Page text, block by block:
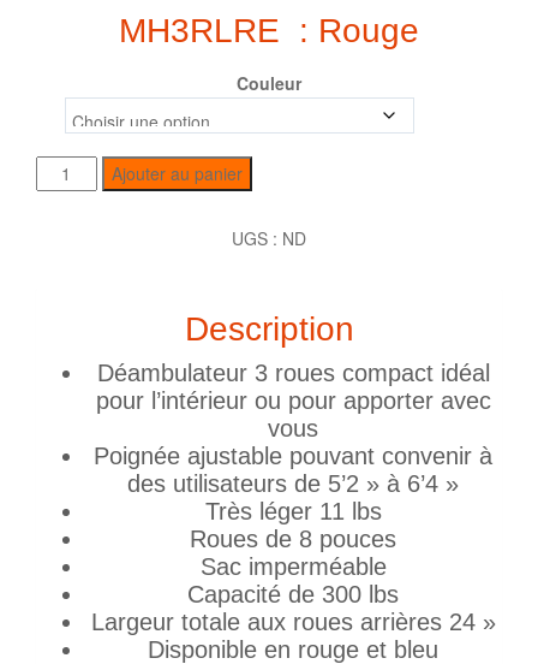
MH3RLRE : Rouge
Couleur
Ajouter au panier
UGS : ND
Description
Déambulateur 3 roues compact idéal
pour l’intérieur ou pour apporter avec
vous
Poignée ajustable pouvant convenir à
des utilisateurs de 5’2 » à 6’4 »
Très léger 11 lbs
Roues de 8 pouces
Sac imperméable
Capacité de 300 lbs
Largeur totale aux roues arrières 24 »
Disponible en rouge et bleu